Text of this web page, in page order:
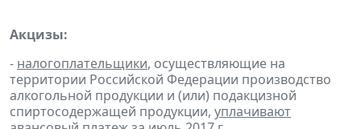
Акцизы:
- налогоплательщики, осуществляющие на
территории Российской Федерации производство
алкогольной продукции и (или) подакцизной
спиртосодержащей продукции, уплачивают